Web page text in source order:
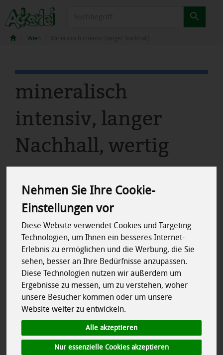
Nehmen Sie Ihre Cookie-
Einstellungen vor
Diese Website verwendet Cookies und Targeting
Technologien, um Ihnen ein besseres Internet-
Erlebnis zu ermöglichen und die Werbung, die Sie
sehen, besser an Ihre Bedürfnisse anzupassen.
Diese Technologien nutzen wir außerdem um
Ergebnisse zu messen, um zu verstehen, woher
unsere Besucher kommen oder um unsere
Website weiter zu entwickeln.
Alle akzeptieren
Nur essenzielle Cookies akzeptieren
Wein
mineralisch
intensiv, langer
Nachhall, wertig
Hier finden Sie wertige Weine von besonderem Genuss aus
verschiedenen Anbaugebieten. Sie begleiten durchaus die
anspruchsvolle Küche.
Wir möchten Ihnen mit unseren 4 Kategorien ein sehr viel
größeres Weinangebot bieten als in der Vergangenheit! Da
wir aber keinen großen Weinkeller besitzen, sind wir auf die
Lieferungen unseres Großhändlers angewiesen. Deshalb
müssen wir die meisten Weine vorbestellen. Das bedeutet
von 3 Tagen vor Ihrem Liefertag einrechnen müssen! Beim
jeweiligen Wein ist das auch noch mal vermerkt. Vielen Dank
für Ihr Verständnis!